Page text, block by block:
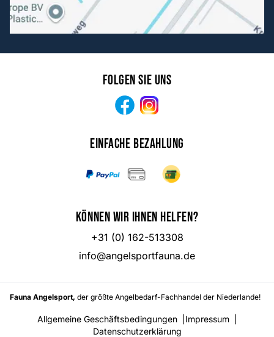
Folgen Sie uns
Facebook
Einfache Bezahlung
Können wir Ihnen helfen?
+31 (0) 162-513308
info@angelsportfauna.de
Fauna Angelsport, der größte Angelbedarf-Fachhandel der Niederlande!
Allgemeine Geschäftsbedingungen Impressum
Datenschutzerklärung